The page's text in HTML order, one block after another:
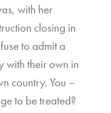
with her
closing in
to admit a
with their own in
country. You –
to be treated?